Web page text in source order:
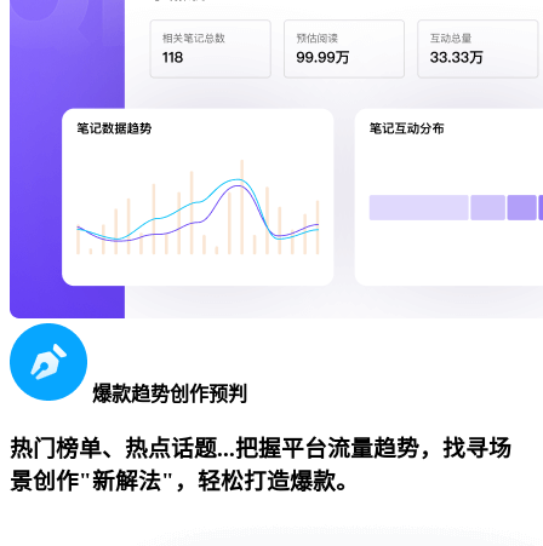
爆款趋势创作预判
热门榜单、热点话题...把握平台流量趋势，找寻场
景创作"新解法"，轻松打造爆款。